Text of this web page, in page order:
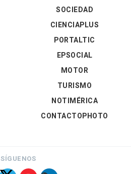
SOCIEDAD
CIENCIAPLUS
PORTALTIC
EPSOCIAL
MOTOR
TURISMO
NOTIMÉRICA
CONTACTOPHOTO
SÍGUENOS